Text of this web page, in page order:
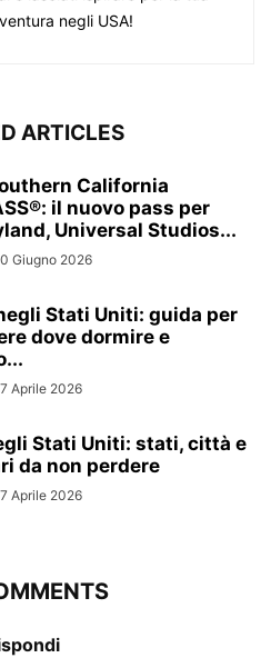
negli USA!
ARTICLES
California
il nuovo pass per
Universal Studios...
Giugno 2026
Stati Uniti: guida per
dove dormire e
Aprile 2026
Stati Uniti: stati, città e
da non perdere
Aprile 2026